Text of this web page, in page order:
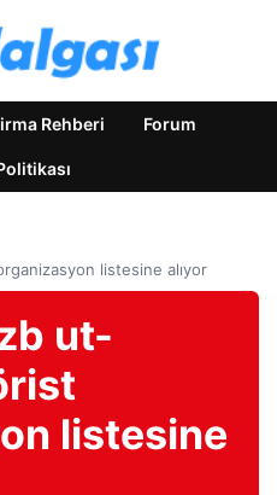
Rehberi Forum
listesine alıyor
ut-
listesine